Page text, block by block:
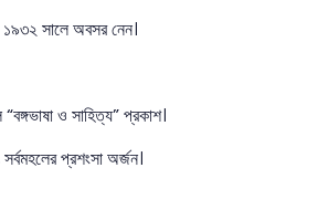
১৯৩২ সালে অবসর নেন।
ও সাহিত্য” প্রকাশ।
প্রশংসা অর্জন।